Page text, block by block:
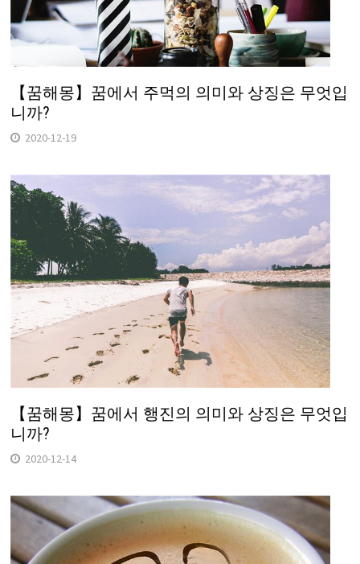
【꿈해몽】꿈에서 주먹의 의미와 상징은 무엇입
니까?
2020-12-19
【꿈해몽】꿈에서 행진의 의미와 상징은 무엇입
니까?
2020-12-14